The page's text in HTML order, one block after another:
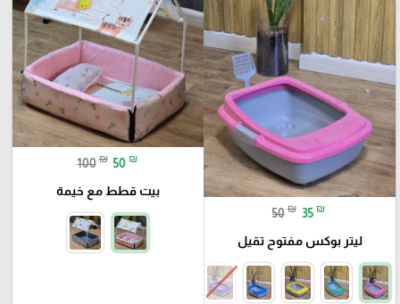
50 ₪ 35 ₪
ليتر بوكس مفتوح تقيل
100 ₪ 50 ₪
بيت قطط مع خيمة